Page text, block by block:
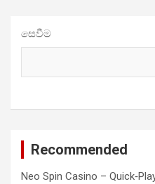
සෙවීම
Recommended
Neo Spin Casino –